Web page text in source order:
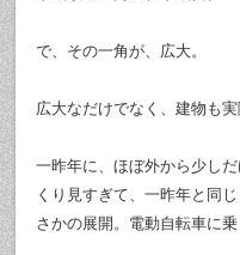
で、その一角が、広大。
広大なだけでなく、建物も
一昨年に、ほぼ外から少し
くり見すぎて、一昨年と同
さかの展開。電動自転車に